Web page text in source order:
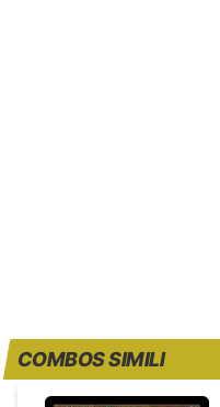
COMBOS SIMILI